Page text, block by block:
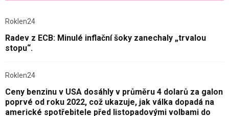
Roklen24
Radev z ECB: Minulé inflační šoky zanechaly „trvalou
stopu“.
Roklen24
Ceny benzinu v USA dosáhly v průměru 4 dolarů za galon
poprvé od roku 2022, což ukazuje, jak válka dopadá na
americké spotřebitele před listopadovými volbami do